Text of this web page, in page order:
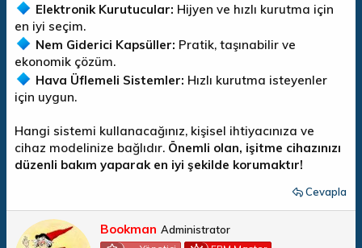
Elektronik Kurutucular: Hijyen ve hızlı kurutma için
en iyi seçim.
Nem Giderici Kapsüller: Pratik, taşınabilir ve
ekonomik çözüm.
Hava Üflemeli Sistemler: Hızlı kurutma isteyenler
için uygun.
Hangi sistemi kullanacağınız, kişisel ihtiyacınıza ve
cihaz modelinize bağlıdır. Önemli olan, işitme cihazınızı
düzenli bakım yaparak en iyi şekilde korumaktır!
Cevapla
Y
a
Bookman Administrator